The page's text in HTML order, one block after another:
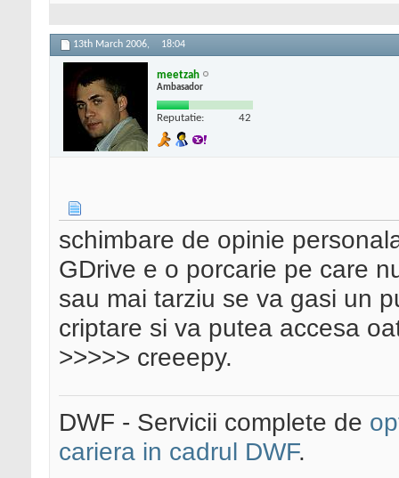
13th March 2006, 18:04
meetzah
Ambasador
Reputatie: 42
schimbare de opinie
GDrive e o porcarie pe care
sau mai tarziu se va gasi un
criptare si va putea accesa
>>>>> creeepy.
DWF - Servicii complete de
cariera in cadrul DWF.